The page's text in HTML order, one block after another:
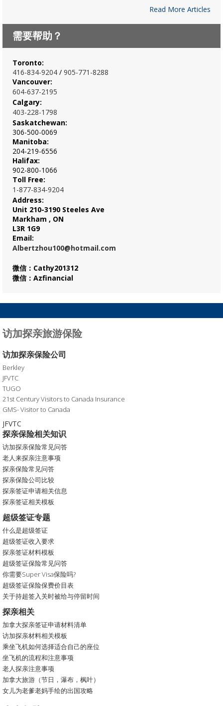
Read More Articles
需要帮助？
Toronto:
416-834-9204 / 905-771-8288
Vancouver:
604-637-2195
Calgary:
403-228-1798
Saskatchewan:
306-500-0069
Manitoba:
204-219-6556
Halifax:
902-800-1066
Toll Free:
1-877-834-9204
Address:
Unit 210-3190 Steeles Ave
Markham , ON
L3R 1G9
Email:
Albertzhou100@hotmail.com
微信：Cathy201312
微信：Azfinancial
访加探亲旅游保险
访加探亲保险公司
Berkley
JFVTC
TUGO
21st Century Visitors to Canada Insurance
GMS- Visitor to Canada
JFVTC
探亲保险相关知识
访加探亲保险常见问答
老人来探亲注意事项
探亲保险常见问答
探亲保险公司比较
探亲签证申请相关信息
探亲签证相关模板
超级签证专题
什么是超级签证
超级签证收入要求
探亲签证材料模板
超级签证保险常见问答
你需要Super Visa保险吗?
超级签证保险保费价目表
关于持超签入关时被给与停留时间
探亲相关
加拿大探亲签证申请材料清单
访加探亲材料相关模板
乘坐飞机如何选择适合自己的座位
坐飞机的流程和注意事项
老人探亲注意事项
加拿大旅游（节日，瀑布，枫叶）
女儿为老爹老妈手绘的出国攻略